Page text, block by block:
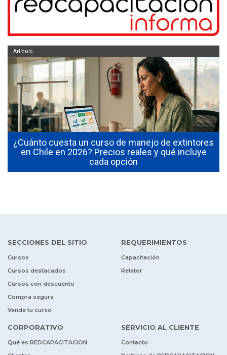
¿Cuánto cuesta un curso de manejo de extintores
en Chile en 2026? Precios reales y qué incluye
cada opción
Artículo
SECCIONES DEL SITIO
Cursos
Cursos destacados
Cursos con descuento
Compra segura
Vende tu curso
REQUERIMIENTOS
Capacitación
Relator
CORPORATIVO
Qué es REDCAPACITACION
SERVICIO AL CLIENTE
Contacto